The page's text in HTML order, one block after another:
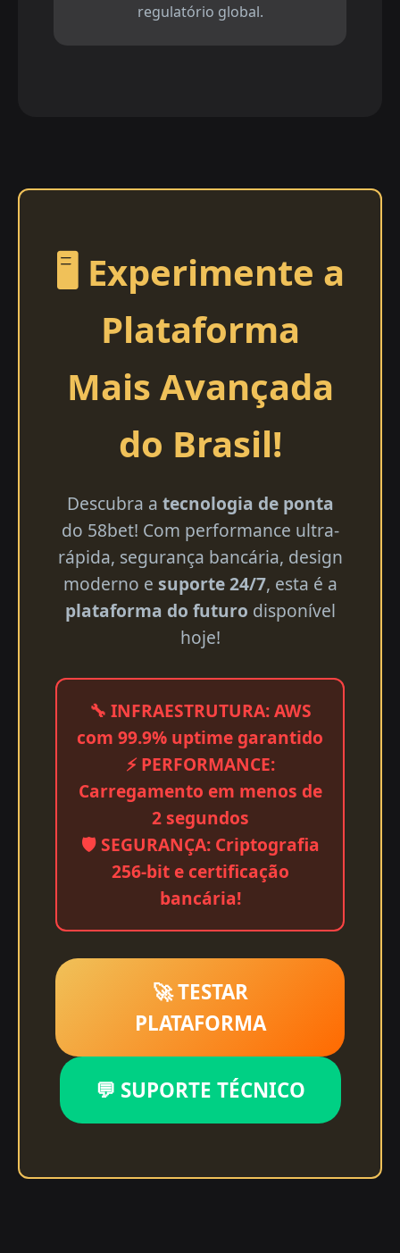
regulatório global.
🖥️ Experimente a
Plataforma
Mais Avançada
do Brasil!
Descubra a tecnologia de ponta
do 58bet! Com performance ultra-
rápida, segurança bancária, design
moderno e suporte 24/7, esta é a
plataforma do futuro disponível
hoje!
🔧 INFRAESTRUTURA: AWS
com 99.9% uptime garantido
⚡ PERFORMANCE:
Carregamento em menos de
2 segundos
🛡️ SEGURANÇA: Criptografia
256-bit e certificação
bancária!
🚀 TESTAR
PLATAFORMA
💬 SUPORTE TÉCNICO